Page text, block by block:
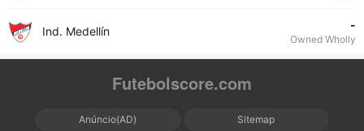
Ind. Medellín -
Owned Wholly
Futebolscore.com
Anúncio(AD) Sitemap